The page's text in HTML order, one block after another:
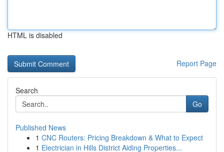
HTML is disabled
Report Page
Search
Go
Published News
1 CNC Routers: Pricing Breakdown & What to Expect
1 Electrician in Hills District Aiding Properties...